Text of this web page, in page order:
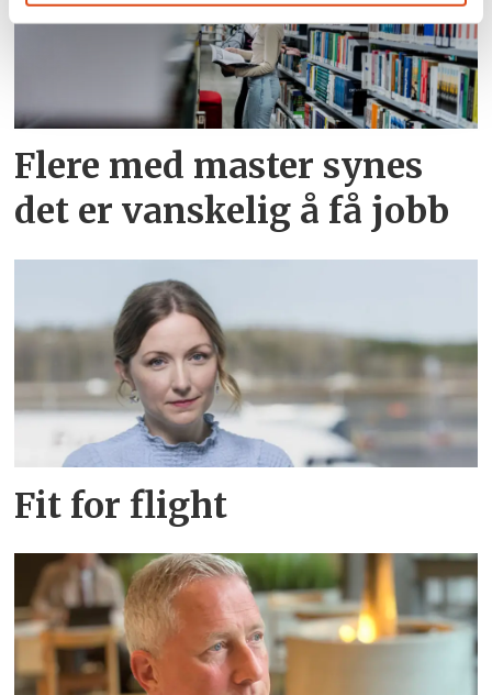
Flere med master synes
det er vanskelig å få jobb
Fit for flight